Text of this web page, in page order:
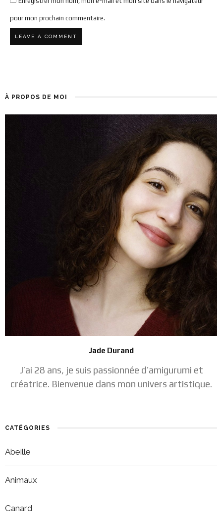
pour mon prochain commentaire.
À PROPOS DE MOI
Jade Durand
J’ai 28 ans, je suis passionnée d’amigurumi et
créatrice. Bienvenue dans mon univers artistique.
CATÉGORIES
Abeille
Animaux
Canard